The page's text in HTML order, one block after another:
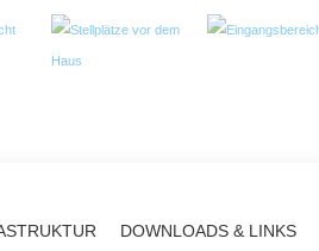
DOWNLOADS & LINKS